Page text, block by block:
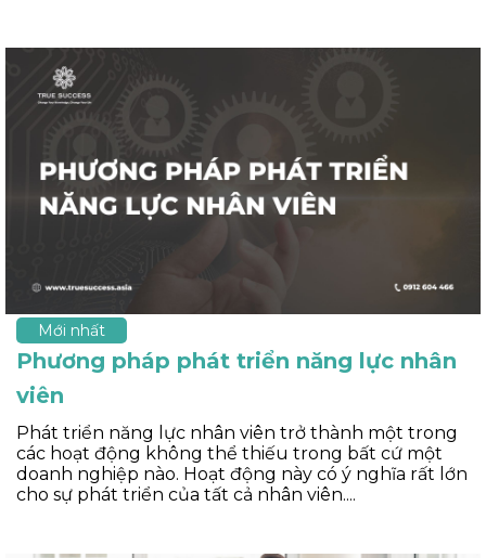
Mới nhất
Phương pháp phát triển năng lực nhân
viên
Phát triển năng lực nhân viên trở thành một trong
các hoạt động không thể thiếu trong bất cứ một
doanh nghiệp nào. Hoạt động này có ý nghĩa rất lớn
cho sự phát triển của tất cả nhân viên....